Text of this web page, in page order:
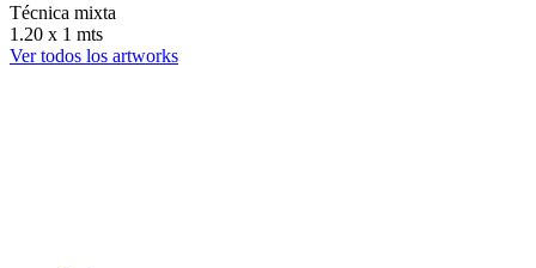
Técnica mixta
1.20 x 1 mts
Ver todos los artworks